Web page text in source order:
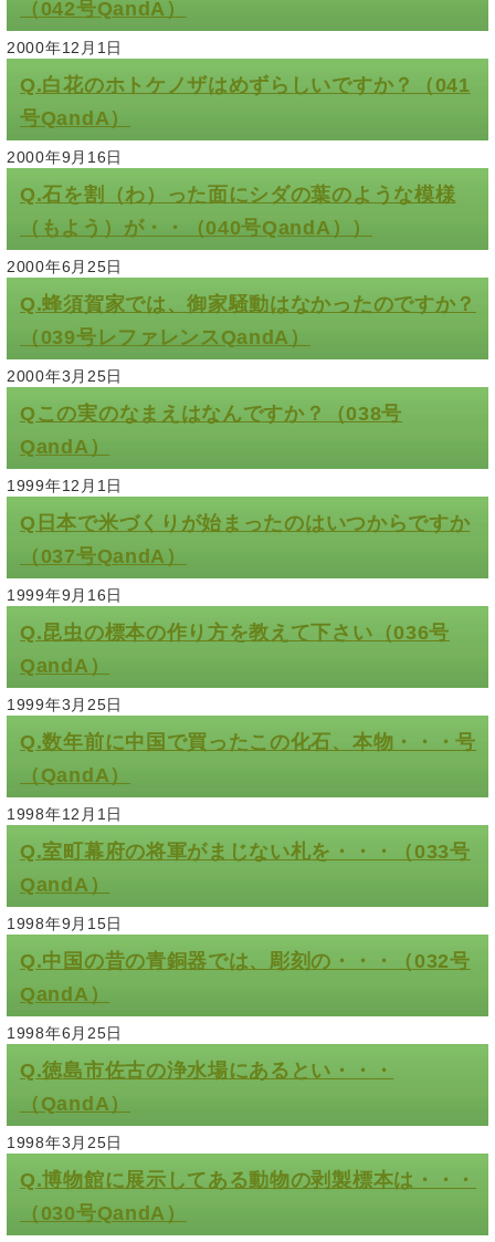
（042号QandA）
2000年12月1日
Q.白花のホトケノザはめずらしいですか？（041
号QandA）
2000年9月16日
Q.石を割（わ）った面にシダの葉のような模様
（もよう）が・・（040号QandA））
2000年6月25日
Q.蜂須賀家では、御家騒動はなかったのですか？
（039号レファレンスQandA）
2000年3月25日
Qこの実のなまえはなんですか？（038号
QandA）
1999年12月1日
Q日本で米づくりが始まったのはいつからですか
（037号QandA）
1999年9月16日
Q.昆虫の標本の作り方を教えて下さい（036号
QandA）
1999年3月25日
Q.数年前に中国で買ったこの化石、本物・・・号
（QandA）
1998年12月1日
Q.室町幕府の将軍がまじない札を・・・（033号
QandA）
1998年9月15日
Q.中国の昔の青銅器では、彫刻の・・・（032号
QandA）
1998年6月25日
Q.徳島市佐古の浄水場にあるとい・・・
（QandA）
1998年3月25日
Q.博物館に展示してある動物の剥製標本は・・・
（030号QandA）